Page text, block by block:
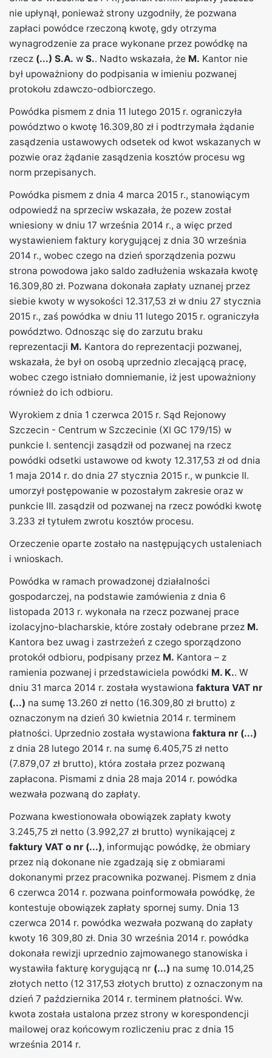
nie upłynął, ponieważ strony uzgodniły, że pozwana
zapłaci powódce rzeczoną kwotę, gdy otrzyma
wynagrodzenie za prace wykonane przez powódkę na
rzecz (...) S.A. w S.. Nadto wskazała, że M. Kantor nie
był upoważniony do podpisania w imieniu pozwanej
protokołu zdawczo-odbiorczego.
Powódka pismem z dnia 11 lutego 2015 r. ograniczyła
powództwo o kwotę 16.309,80 zł i podtrzymała żądanie
zasądzenia ustawowych odsetek od kwot wskazanych w
pozwie oraz żądanie zasądzenia kosztów procesu wg
norm przepisanych.
Powódka pismem z dnia 4 marca 2015 r., stanowiącym
odpowiedź na sprzeciw wskazała, że pozew został
wniesiony w dniu 17 września 2014 r., a więc przed
wystawieniem faktury korygującej z dnia 30 września
2014 r., wobec czego na dzień sporządzenia pozwu
strona powodowa jako saldo zadłużenia wskazała kwotę
16.309,80 zł. Pozwana dokonała zapłaty uznanej przez
siebie kwoty w wysokości 12.317,53 zł w dniu 27 stycznia
2015 r., zaś powódka w dniu 11 lutego 2015 r. ograniczyła
powództwo. Odnosząc się do zarzutu braku
reprezentacji M. Kantora do reprezentacji pozwanej,
wskazała, że był on osobą uprzednio zlecającą pracę,
wobec czego istniało domniemanie, iż jest upoważniony
również do ich odbioru.
Wyrokiem z dnia 1 czerwca 2015 r. Sąd Rejonowy
Szczecin - Centrum w Szczecinie (XI GC 179/15) w
punkcie I. sentencji zasądził od pozwanej na rzecz
powódki odsetki ustawowe od kwoty 12.317,53 zł od dnia
1 maja 2014 r. do dnia 27 stycznia 2015 r., w punkcie II.
umorzył postępowanie w pozostałym zakresie oraz w
punkcie III. zasądził od pozwanej na rzecz powódki kwotę
3.233 zł tytułem zwrotu kosztów procesu.
Orzeczenie oparte zostało na następujących ustaleniach
i wnioskach.
Powódka w ramach prowadzonej działalności
gospodarczej, na podstawie zamówienia z dnia 6
listopada 2013 r. wykonała na rzecz pozwanej prace
izolacyjno-blacharskie, które zostały odebrane przez M.
Kantora bez uwag i zastrzeżeń z czego sporządzono
protokół odbioru, podpisany przez M. Kantora – z
ramienia pozwanej i przedstawiciela powódki M. K.. W
dniu 31 marca 2014 r. została wystawiona faktura VAT nr
(...) na sumę 13.260 zł netto (16.309,80 zł brutto) z
oznaczonym na dzień 30 kwietnia 2014 r. terminem
płatności. Uprzednio została wystawiona faktura nr (...)
z dnia 28 lutego 2014 r. na sumę 6.405,75 zł netto
(7.879,07 zł brutto), która została przez pozwaną
zapłacona. Pismami z dnia 28 maja 2014 r. powódka
wezwała pozwaną do zapłaty.
Pozwana kwestionowała obowiązek zapłaty kwoty
3.245,75 zł netto (3.992,27 zł brutto) wynikającej z
faktury VAT o nr (...), informując powódkę, że obmiary
przez nią dokonane nie zgadzają się z obmiarami
dokonanymi przez pracownika pozwanej. Pismem z dnia
6 czerwca 2014 r. pozwana poinformowała powódkę, że
kontestuje obowiązek zapłaty spornej sumy. Dnia 13
czerwca 2014 r. powódka wezwała pozwaną do zapłaty
kwoty 16 309,80 zł. Dnia 30 września 2014 r. powódka
dokonała rewizji uprzednio zajmowanego stanowiska i
wystawiła fakturę korygującą nr (...) na sumę 10.014,25
złotych netto (12 317,53 złotych brutto) z oznaczonym na
dzień 7 października 2014 r. terminem płatności. Ww.
kwota została ustalona przez strony w korespondencji
mailowej oraz końcowym rozliczeniu prac z dnia 15
września 2014 r.